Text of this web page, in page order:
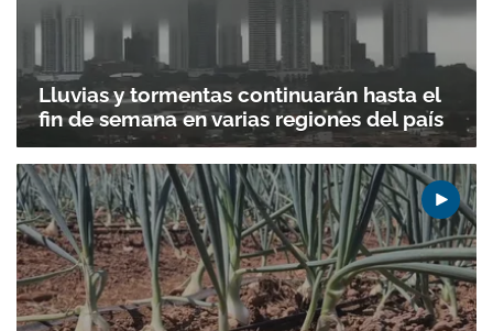
Lluvias y tormentas continuarán hasta el
fin de semana en varias regiones del país